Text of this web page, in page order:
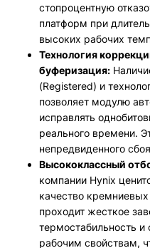
стопроцентную
платформ при
высоких рабочих
Технология
буферизация:
(Registered) и
позволяет модулю
исправлять
реального времени.
непредвиденного
Высококлассный
компании Hynix
качество
проходит жесткое
термостабильность и
рабочим свойствам,